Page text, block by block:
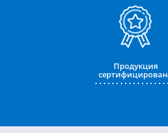
Продукция